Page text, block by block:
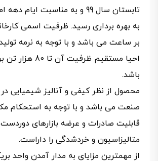
تابستان سال 99 و به مناسبت
بر ساعت می باشد و با توجه به نرمه
احیا مستقیم ظرفیت
باشد.
محصول از نظر کیفی و آنالیز شیمیایی در
صنعت می باشد و با توجه به استحکام
قابلیت صادرات و عرضه بازارهای
متالیزاسیون و خردشدگی را داراست.
از مهمترین مزایای به مدار آمدن واحد